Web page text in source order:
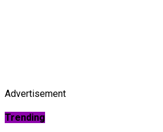
Advertisement
Trending